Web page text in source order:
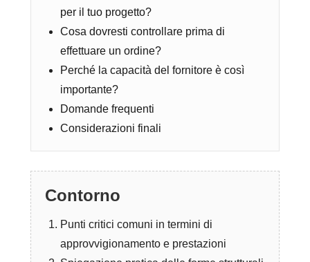
per il tuo progetto?
Cosa dovresti controllare prima di
effettuare un ordine?
Perché la capacità del fornitore è così
importante?
Domande frequenti
Considerazioni finali
Contorno
Punti critici comuni in termini di
approvvigionamento e prestazioni